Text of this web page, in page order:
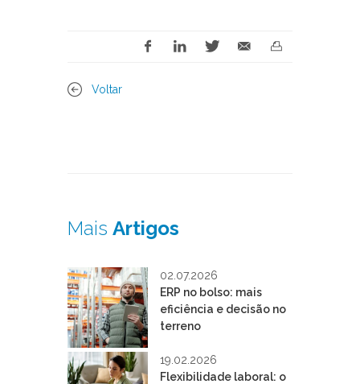
Voltar
Mais Artigos
02.07.2026
ERP no bolso: mais
eficiência e decisão no
terreno
19.02.2026
Flexibilidade laboral: o